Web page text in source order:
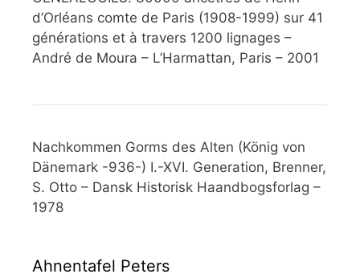
d’Orléans comte de Paris (1908-1999) sur 41
générations et à travers 1200 lignages –
André de Moura – L’Harmattan, Paris – 2001
Nachkommen Gorms des Alten (König von
Dänemark -936-) I.-XVI. Generation, Brenner,
S. Otto – Dansk Historisk Haandbogsforlag –
1978
Ahnentafel Peters